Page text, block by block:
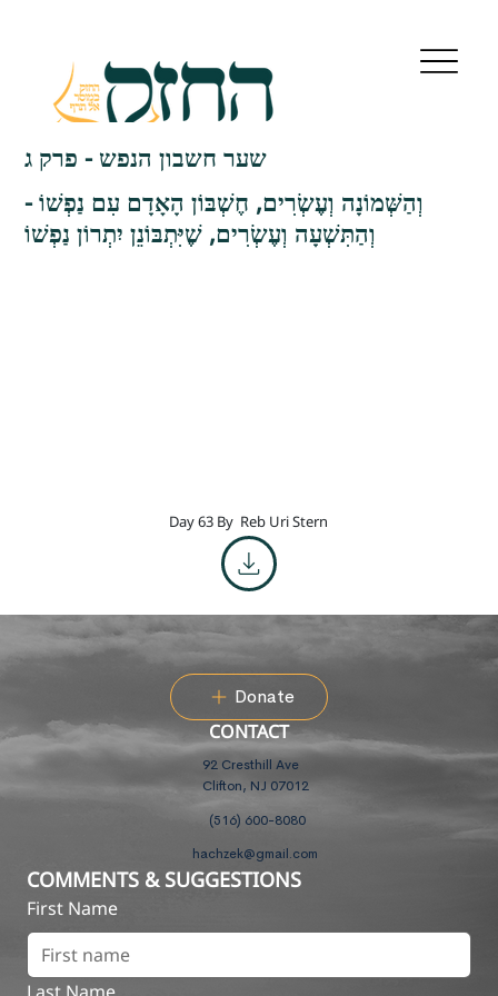
שער חשבון הנפש - פרק ג
וְהַשְּׁמוֹנָה וְעֶשְׂרִים, חֶשְׁבּוֹן הָאָדָם עִם נַפְשׁוֹ -
וְהַתִּשְׁעָה וְעֶשְׂרִים, שֶׁיִּתְבּוֹנֵן יִתְרוֹן נַפְשׁוֹ
Day 63 By Reb Uri Stern
Donate
CONTACT
92 Cresthill Ave
Clifton, NJ 07012
(516) 600-8080
hachzek@gmail.com
COMMENTS & SUGGESTIONS
First Name